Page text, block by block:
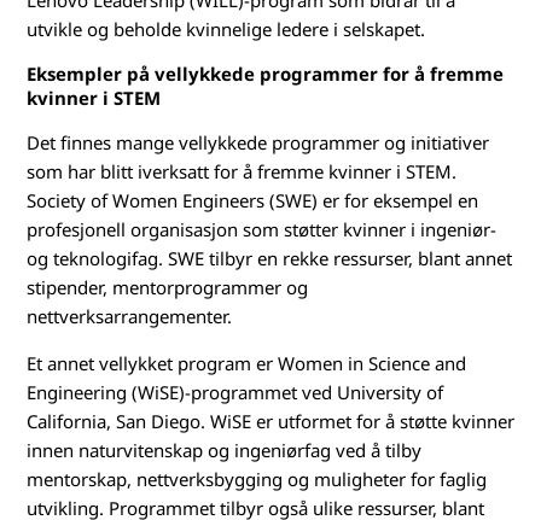
utvikle og beholde kvinnelige ledere i selskapet.
Eksempler på vellykkede programmer for å fremme
kvinner i STEM
Det finnes mange vellykkede programmer og initiativer
som har blitt iverksatt for å fremme kvinner i STEM.
Society of Women Engineers (SWE) er for eksempel en
profesjonell organisasjon som støtter kvinner i ingeniør-
og teknologifag. SWE tilbyr en rekke ressurser, blant annet
stipender, mentorprogrammer og
nettverksarrangementer.
Et annet vellykket program er Women in Science and
Engineering (WiSE)-programmet ved University of
California, San Diego. WiSE er utformet for å støtte kvinner
innen naturvitenskap og ingeniørfag ved å tilby
mentorskap, nettverksbygging og muligheter for faglig
utvikling. Programmet tilbyr også ulike ressurser, blant